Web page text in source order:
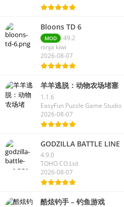
Bloons TD 6
MOD
49.2
ninja kiwi
2026-08-07
羊羊逃脱：动物农场堵塞
1.1.6
EasyFun Puzzle Game Studio
2026-08-07
GODZILLA BATTLE LINE
4.9.0
TOHO CO.Ltd
2026-08-07
酷炫钓手 – 钓鱼游戏